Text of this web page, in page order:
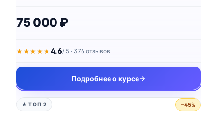
75 000 ₽
★★★★★
★★★★★ 4.6/ 5 · 376 отзывов
Подробнее о курсе
★ ТОП 2 −45%